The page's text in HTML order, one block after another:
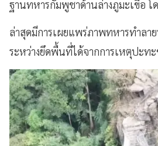
ฐานทหารกัมพูชาด้านล่างภูมะเขือ โ
ล่าสุดมีการเผยแพร่ภาพทหารทำลา
ระหว่างยึดพื้นที่ได้จากการเหตุปะท